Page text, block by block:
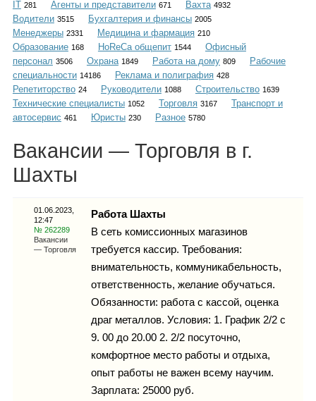
Объявления
Каталог
Инфо
Карты
Фотогалерея
IT 281 Агенты и представители 671 Вахта 4932
Водители 3515 Бухгалтерия и финансы 2005
Менеджеры 2331 Медицина и фармация 210
Образование 168 HoReCa общепит 1544
Офисный
персонал 3506 Охрана 1849 Работа на дому 809
Рабочие
специальности 14186 Реклама и полиграфия 428
Репетиторство 24 Руководители 1088 Строительство 1639
Технические специалисты 1052 Торговля 3167
Транспорт и
автосервис 461 Юристы 230 Разное 5780
Вакансии — Торговля в г.
Шахты
01.06.2023,
12:47
№ 262289
Вакансии
— Торговля
Работа Шахты
В сеть комиссионных магазинов
требуется кассир. Требования:
внимательность, коммуникабельность,
ответственность, желание обучаться.
Обязанности: работа с кассой, оценка
драг металлов. Условия: 1. График 2/2 с
9. 00 до 20.00 2. 2/2 посуточно,
комфортное место работы и отдыха,
опыт работы не важен всему научим.
Зарплата: 25000 руб.